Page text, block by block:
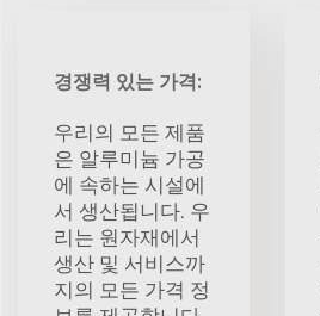
경쟁력 있는 가격:
우리의 모든 제품
은 알루미늄 가공
에 속하는 시설에
서 생산됩니다. 우
리는 원자재에서
생산 및 서비스까
지의 모든 가격 정